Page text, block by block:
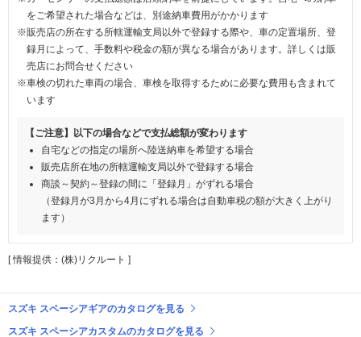
をご希望された場合などは、別途納車費用がかかります
※販売店の所在する所轄運輸支局以外で登録する際や、車の定置場所、登
録月によって、手数料や税金の額が異なる場合があります。詳しくは販
売店にお問合せください
※車検の切れた車両の場合、車検を取得するために必要な費用も含まれて
います
【ご注意】以下の場合などで支払総額が変わります
自宅などの指定の場所へ陸送納車を希望する場合
販売店所在地の所轄運輸支局以外で登録する場合
商談～契約～登録の間に「登録月」がずれる場合
（登録月が3月から4月にずれる場合は自動車税の額が大きく上がり
ます）
[ 情報提供：(株)リクルート ]
スズキ スペーシアギアのカタログを見る
スズキ スペーシアカスタムのカタログを見る